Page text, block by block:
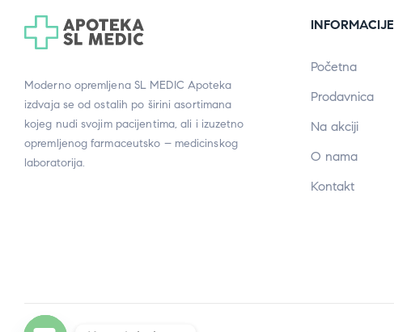
Moderno opremljena SL MEDIC Apoteka
izdvaja se od ostalih po širini asortimana
kojeg nudi svojim pacijentima, ali i izuzetno
opremljenog farmaceutsko – medicinskog
laboratorija.
INFORMACIJE
Početna
Prodavnica
Na akciji
O nama
Kontakt